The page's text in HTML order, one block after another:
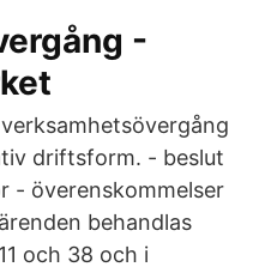
-
driftsform. - beslut
- överenskommelser
behandlas
och 38 och i